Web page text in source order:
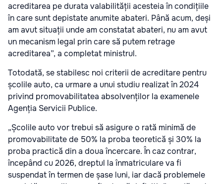
acreditarea pe durata valabilității acesteia în condițiile
în care sunt depistate anumite abateri. Până acum, deși
am avut situații unde am constatat abateri, nu am avut
un mecanism legal prin care să putem retrage
acreditarea”, a completat ministrul.
Totodată, se stabilesc noi criterii de acreditare pentru
școlile auto, ca urmare a unui studiu realizat în 2024
privind promovabilitatea absolvenților la examenele
Agenția Servicii Publice.
„Școlile auto vor trebui să asigure o rată minimă de
promovabilitate de 50% la proba teoretică și 30% la
proba practică din a doua încercare. În caz contrar,
începând cu 2026, dreptul la înmatriculare va fi
suspendat în termen de șase luni, iar dacă problemele